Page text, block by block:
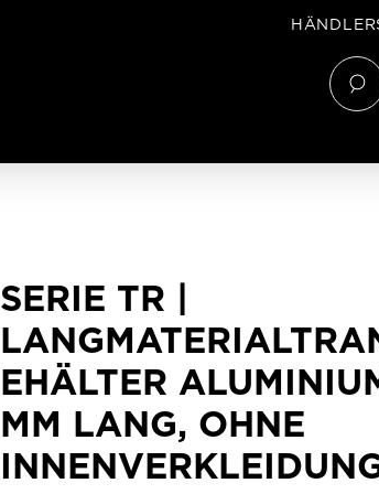
SERIE TR |
EHÄLTER
MM LANG, OHNE